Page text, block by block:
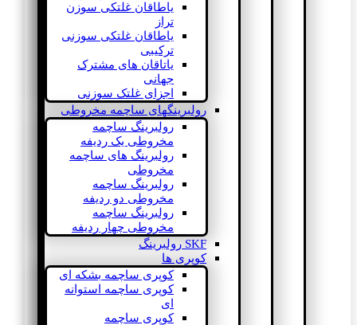
یاطاقان غلتکی سوزن
تراز
یاطاقان غلتکی سوزنی
ترکیبی
یاتاقان های مشترک
جهانی
اجزای غلتک سوزنی
رولبرینگهای ساچمه مخروطی
رولبرینگ ساچمه
مخروطی یک ردیفه
رولبرینگ های ساچمه
مخروطی
رولبرینگ ساچمه
مخروطی دو ردیفه
رولبرینگ ساچمه
مخروطی چهار ردیفه
SKF رولبرینگ
کوپری ها
کوپری ساچمه بشکه ای
کوپری ساچمه استوانه
ای
کوپری ساچمه